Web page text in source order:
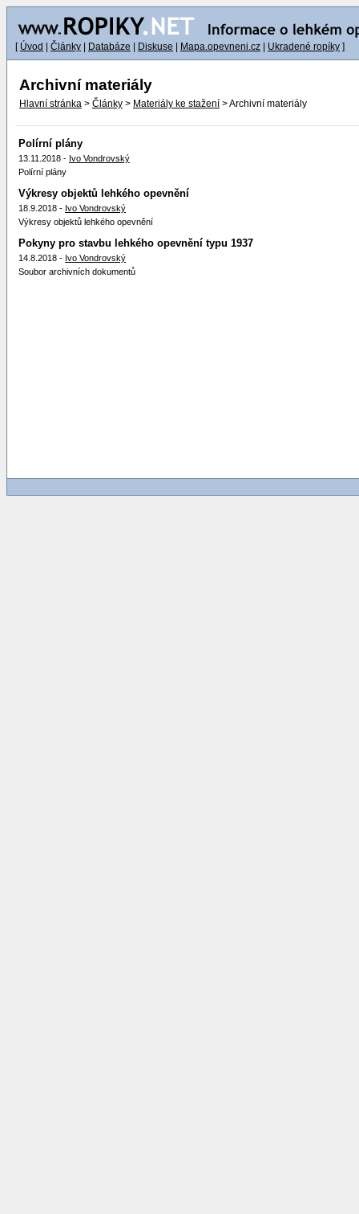
[ Úvod Články Databáze Diskuse Mapa.opevneni.cz Ukradené ropíky ]
Archivní materiály
Hlavní stránka > Články > Materiály ke stažení > Archivní materiály
Polírní plány
13.11.2018 - Ivo Vondrovský
Polírní plány
Výkresy objektů lehkého opevnění
18.9.2018 - Ivo Vondrovský
Výkresy objektů lehkého opevnění
Pokyny pro stavbu lehkého opevnění typu 1937
14.8.2018 - Ivo Vondrovský
Soubor archivních dokumentů